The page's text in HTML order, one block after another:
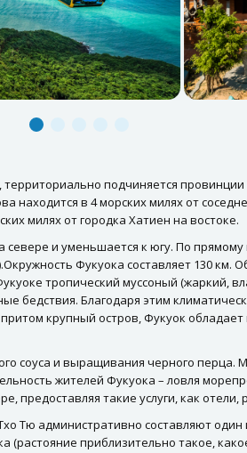
подчиняется
в 4 морских милях от
милях от городка Хатиен на востоке.
и уменьшается к югу. По
Фукуока составляет 130
тропический муссоный (жаркий,
бедствия. Благодаря этим
крупный остров, Фукуок
соуса и выращивания черного
жителей Фукуока – ловля
предоставляя такие услуги, как отели,
Тю административно составляют
приблизительно такое,